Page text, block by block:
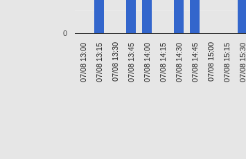
07/08 13:00 07/08 13:15 07/08 13:30 07/08 13:45 07/08 14:00 07/08 14:15 07/08 14:30 07/08 14:45 07/08 15:00 07/08 15:15 07/08 15:30
0